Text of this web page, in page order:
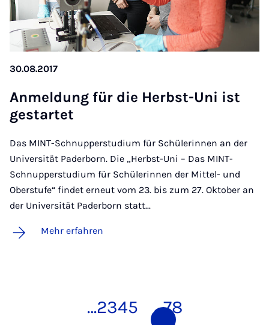
30.08.2017
An­mel­dung für die Herbst-Uni ist
ge­st­ar­tet
Das MINT-Schnupperstudium für Schülerinnen an der
Universität Paderborn. Die „Herbst-Uni – Das MINT-
Schnupperstudium für Schülerinnen der Mittel- und
Oberstufe“ findet erneut vom 23. bis zum 27. Oktober an
der Universität Paderborn statt...
Mehr erfahren
…2345 6 78